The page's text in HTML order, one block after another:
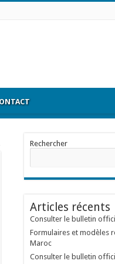
Rechercher
Articles récents
Consulter le bulletin
Formulaires et modèles
Maroc
Consulter le bulletin